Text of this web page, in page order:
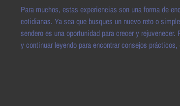
Para muchos, estas experiencias son una forma de
cotidianas. Ya sea que busques un nuevo reto o
sendero es una oportunidad para crecer y
y continuar leyendo para encontrar consejos